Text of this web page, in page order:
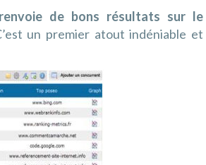
de bons résultats sur le
un premier atout indéniable et